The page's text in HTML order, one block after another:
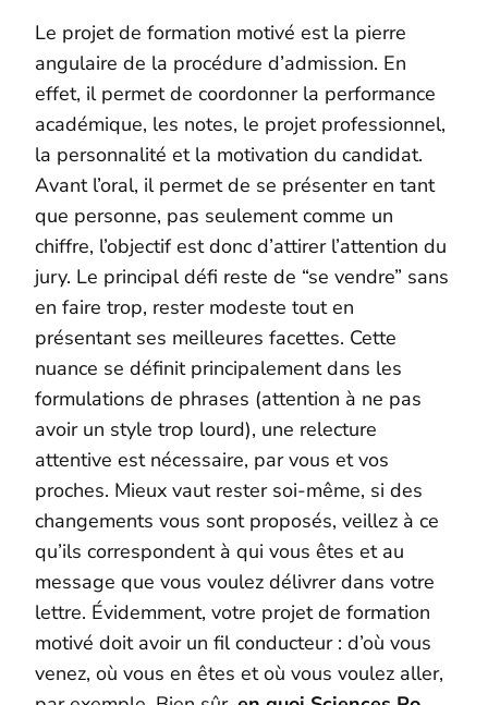
Le projet de formation motivé est la pierre
angulaire de la procédure d’admission. En
effet, il permet de coordonner la performance
académique, les notes, le projet professionnel,
la personnalité et la motivation du candidat.
Avant l’oral, il permet de se présenter en tant
que personne, pas seulement comme un
chiffre, l’objectif est donc d’attirer l’attention du
jury. Le principal défi reste de “se vendre” sans
en faire trop, rester modeste tout en
présentant ses meilleures facettes. Cette
nuance se définit principalement dans les
formulations de phrases (attention à ne pas
avoir un style trop lourd), une relecture
attentive est nécessaire, par vous et vos
proches. Mieux vaut rester soi-même, si des
changements vous sont proposés, veillez à ce
qu’ils correspondent à qui vous êtes et au
message que vous voulez délivrer dans votre
lettre. Évidemment, votre projet de formation
motivé doit avoir un fil conducteur : d’où vous
venez, où vous en êtes et où vous voulez aller,